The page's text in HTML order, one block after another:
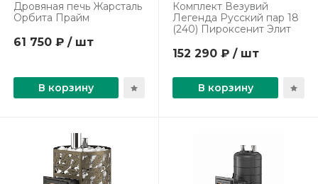
Дровяная печь Жарсталь
Орбита Прайм
61 750 ₽ / шт
В корзину
Комплект Везувий
Легенда Русский пар 18
(240) Пироксенит Элит
152 290 ₽ / шт
В корзину